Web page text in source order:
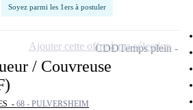
Soyez parmi les 1ers à postuler
/ Couvreuse
- 68 - PULVERSHEIM
CDDTemps plein
Ajouter cette offre à ma sélection